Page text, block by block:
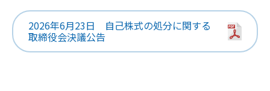
2026年6月23日 自己株式の処分に関する
取締役会決議公告